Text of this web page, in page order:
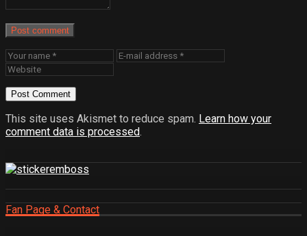
Post comment
This site uses Akismet to reduce spam. Learn how your
comment data is processed.
Fan Page & Contact